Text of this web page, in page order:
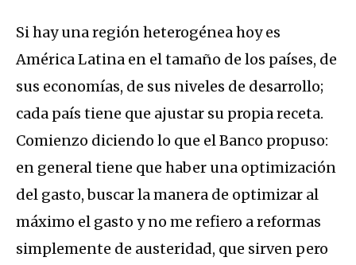
Si hay una región heterogénea hoy es
América Latina en el tamaño de los países, de
sus economías, de sus niveles de desarrollo;
cada país tiene que ajustar su propia receta.
Comienzo diciendo lo que el Banco propuso:
en general tiene que haber una optimización
del gasto, buscar la manera de optimizar al
máximo el gasto y no me refiero a reformas
simplemente de austeridad, que sirven pero